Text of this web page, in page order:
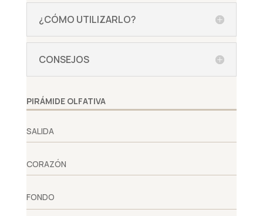
¿CÓMO UTILIZARLO?
CONSEJOS
PIRÁMIDE OLFATIVA
SALIDA
CORAZÓN
FONDO